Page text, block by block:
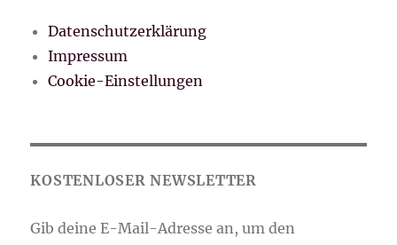
Datenschutzerklärung
Impressum
Cookie-Einstellungen